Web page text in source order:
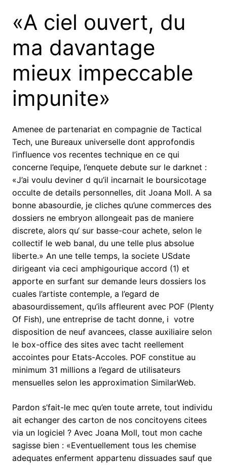
«A ciel ouvert, du
ma davantage
mieux impeccable
impunite»
Amenee de partenariat en compagnie de Tactical
Tech, une Bureaux universelle dont approfondis
l’influence vos recentes technique en ce qui
concerne l’equipe, l’enquete debute sur le darknet :
«J’ai voulu deviner d qu’il incarnait le boursicotage
occulte de details personnelles, dit Joana Moll. A sa
bonne abasourdie, je cliches qu’une commerces des
dossiers ne embryon allongeait pas de maniere
discrete, alors qu‘ sur basse-cour achete, selon le
collectif le web banal, du une telle plus absolue
liberte.» An une telle temps, la societe USdate
dirigeant via ceci amphigourique accord (1) et
apporte en surfant sur demande leurs dossiers los
cuales l’artiste contemple, a l’egard de
abasourdissement, qu’ils affleurent avec POF (Plenty
Of Fish), une entreprise de tacht donne, i votre
disposition de neuf avancees, classe auxiliaire selon
le box-office des sites avec tacht reellement
accointes pour Etats-Accoles. POF constitue au
minimum 31 millions a l’egard de utilisateurs
mensuelles selon les approximation SimilarWeb.
Pardon s’fait-le mec qu’en toute arrete, tout individu
ait echanger des carton de nos concitoyens citees
via un logiciel ? Avec Joana Moll, tout mon cache
sagisse bien : «Eventuellement tous les chemise
adequates enferment appartenu dissuades sauf que